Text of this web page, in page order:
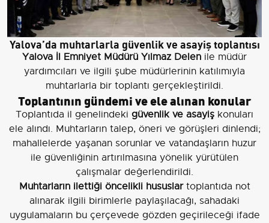
Yalova’da muhtarlarla güvenlik ve asayiş toplantısı
Yalova İl Emniyet Müdürü Yılmaz Delen ile müdür
yardımcıları ve ilgili şube müdürlerinin katılımıyla
muhtarlarla bir toplantı gerçekleştirildi.
Toplantının gündemi ve ele alınan konular
Toplantıda il genelindeki güvenlik ve asayiş konuları
ele alındı. Muhtarların talep, öneri ve görüşleri dinlendi;
mahallelerde yaşanan sorunlar ve vatandaşların huzur
ile güvenliğinin artırılmasına yönelik yürütülen
çalışmalar değerlendirildi.
Muhtarların ilettiği öncelikli hususlartoplantıda not
alınarak ilgili birimlerle paylaşılacağı, sahadaki
uygulamaların bu çerçevede gözden geçirileceği ifade